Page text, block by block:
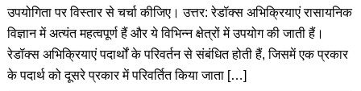
उपयोगिता पर विस्तार से चर्चा कीजिए। उत्तर: रेडॉक्स अभिक्रियाएं रासायनिक
विज्ञान में अत्यंत महत्वपूर्ण हैं और ये विभिन्न क्षेत्रों में उपयोग की जाती हैं।
रेडॉक्स अभिक्रियाएं पदार्थों के परिवर्तन से संबंधित होती हैं, जिसमें एक प्रकार
के पदार्थ को दूसरे प्रकार में परिवर्तित किया जाता […]